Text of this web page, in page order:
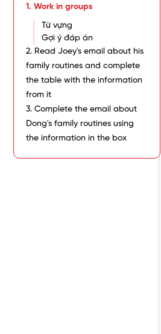
1. Work in groups
Từ vựng
Gợi ý đáp án
2. Read Joey's email about his
family routines and complete
the table with the information
from it
3. Complete the email about
Dong's family routines using
the information in the box